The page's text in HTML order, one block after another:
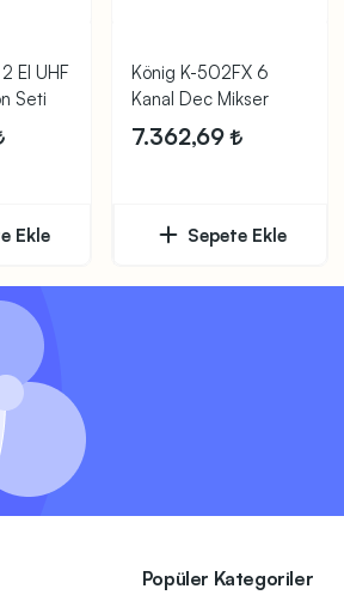
El UHF
Seti
Ekle
König K-502FX 6
Kanal Dec Mikser
7.362,69
Sepete Ekle
Popüler Kategoriler